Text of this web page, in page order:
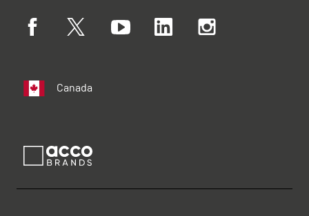
Canada